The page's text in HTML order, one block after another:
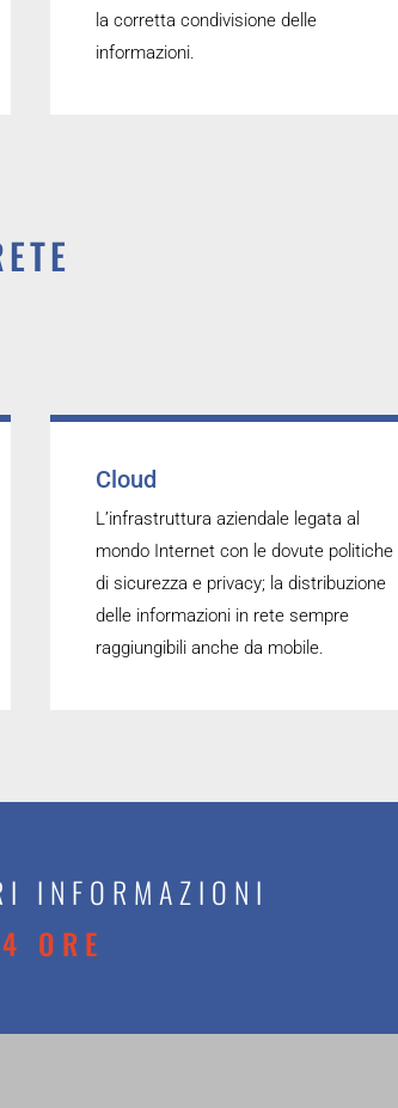
la corretta condivisione delle
informazioni.
Cloud
L’infrastruttura aziendale legata al
mondo Internet con le dovute politiche
di sicurezza e privacy; la distribuzione
delle informazioni in rete sempre
raggiungibili anche da mobile.
INFORMAZIONI
ORE